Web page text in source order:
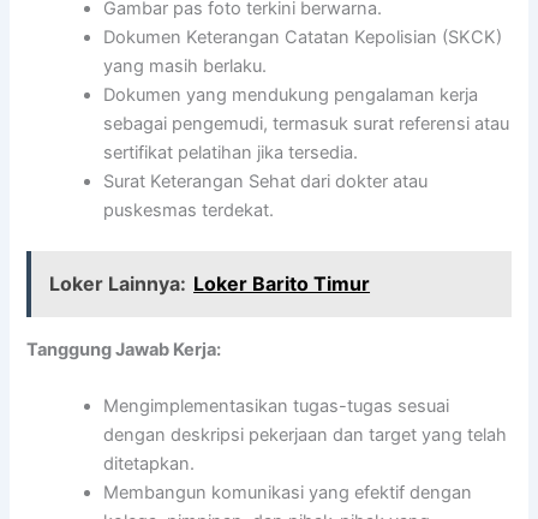
Gambar pas foto terkini berwarna.
Dokumen Keterangan Catatan Kepolisian (SKCK)
yang masih berlaku.
Dokumen yang mendukung pengalaman kerja
sebagai pengemudi, termasuk surat referensi atau
sertifikat pelatihan jika tersedia.
Surat Keterangan Sehat dari dokter atau
puskesmas terdekat.
Loker Lainnya: Loker Barito Timur
Tanggung Jawab Kerja:
Mengimplementasikan tugas-tugas sesuai
dengan deskripsi pekerjaan dan target yang telah
ditetapkan.
Membangun komunikasi yang efektif dengan